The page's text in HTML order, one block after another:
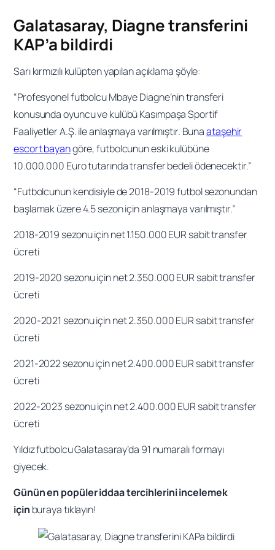
Galatasaray, Diagne transferini
KAP’a bildirdi
Sarı kırmızılı kulüpten yapılan açıklama şöyle:
“Profesyonel futbolcu Mbaye Diagne’nin transferi
konusunda oyuncu ve kulübü Kasımpaşa Sportif
Faaliyetler A.Ş. ile anlaşmaya varılmıştır. Bunaataşehir
escort bayangöre, futbolcunun eski kulübüne
10.000.000 Euro tutarında transfer bedeli ödenecektir.”
“Futbolcunun kendisiyle de 2018-2019 futbol sezonundan
başlamak üzere 4.5 sezon için anlaşmaya varılmıştır.”
2018-2019 sezonu için net 1.150.000 EUR sabit transfer
ücreti
2019-2020 sezonu için net 2.350.000 EUR sabit transfer
ücreti
2020-2021 sezonu için net 2.350.000 EUR sabit transfer
ücreti
2021-2022 sezonu için net 2.400.000 EUR sabit transfer
ücreti
2022-2023 sezonu için net 2.400.000 EUR sabit transfer
ücreti
Yıldız futbolcu Galatasaray’da 91 numaralı formayı
giyecek.
Günün en popüler iddaa tercihlerini incelemek
için buraya tıklayın!